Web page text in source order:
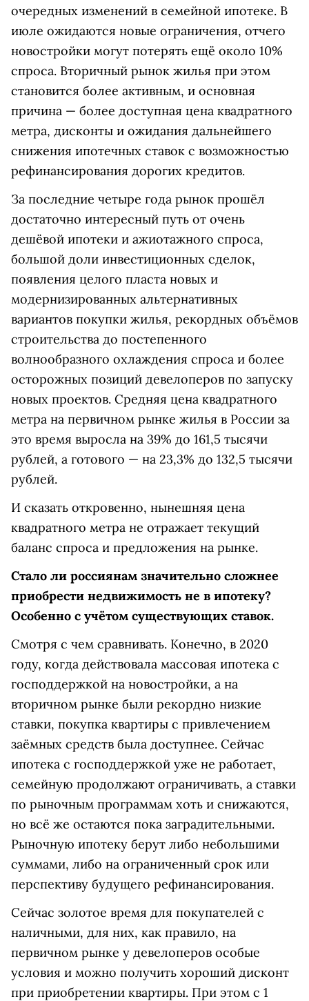
очередных изменений в семейной ипотеке. В
июле ожидаются новые ограничения, отчего
новостройки могут потерять ещё около 10%
спроса. Вторичный рынок жилья при этом
становится более активным, и основная
причина — более доступная цена квадратного
метра, дисконты и ожидания дальнейшего
снижения ипотечных ставок с возможностью
рефинансирования дорогих кредитов.
За последние четыре года рынок прошёл
достаточно интересный путь от очень
дешёвой ипотеки и ажиотажного спроса,
большой доли инвестиционных сделок,
появления целого пласта новых и
модернизированных альтернативных
вариантов покупки жилья, рекордных объёмов
строительства до постепенного
волнообразного охлаждения спроса и более
осторожных позиций девелоперов по запуску
новых проектов. Средняя цена квадратного
метра на первичном рынке жилья в России за
это время выросла на 39% до 161,5 тысячи
рублей, а готового — на 23,3% до 132,5 тысячи
рублей.
И сказать откровенно, нынешняя цена
квадратного метра не отражает текущий
баланс спроса и предложения на рынке.
Стало ли россиянам значительно сложнее
приобрести недвижимость не в ипотеку?
Особенно с учётом существующих ставок.
Смотря с чем сравнивать. Конечно, в 2020
году, когда действовала массовая ипотека с
господдержкой на новостройки, а на
вторичном рынке были рекордно низкие
ставки, покупка квартиры с привлечением
заёмных средств была доступнее. Сейчас
ипотека с господдержкой уже не работает,
семейную продолжают ограничивать, а ставки
по рыночным программам хоть и снижаются,
но всё же остаются пока заградительными.
Рыночную ипотеку берут либо небольшими
суммами, либо на ограниченный срок или
перспективу будущего рефинансирования.
Сейчас золотое время для покупателей с
наличными, для них, как правило, на
первичном рынке у девелоперов особые
условия и можно получить хороший дисконт
при приобретении квартиры. При этом с 1